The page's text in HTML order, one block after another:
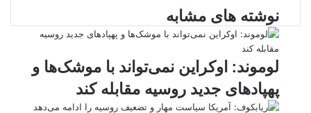
دبت
ت
یn
k
آن
ه
نوشته های مشابه
لوموند: اوکراین نمی‌تواند با موشک‌ها و
پهپادهای جدید روسیه مقابله کند